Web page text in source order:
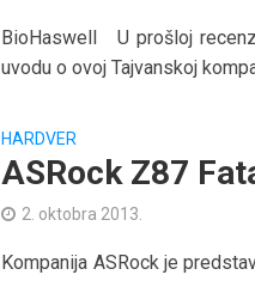
BioHaswell U prošloj
uvodu o ovoj Tajvanskoj
HARDVER
ASRock Z87
2. oktobra 2013.
Kompanija ASRock je